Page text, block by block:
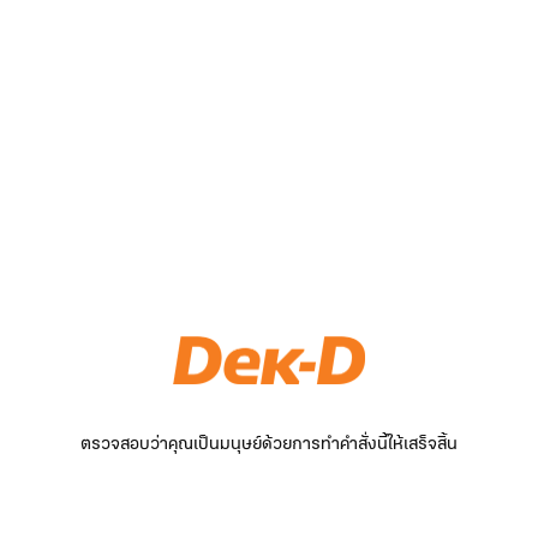
ตรวจสอบว่าคุณเป็นมนุษย์ด้วยการทำคำสั่งนี้ให้เสร็จสิ้น